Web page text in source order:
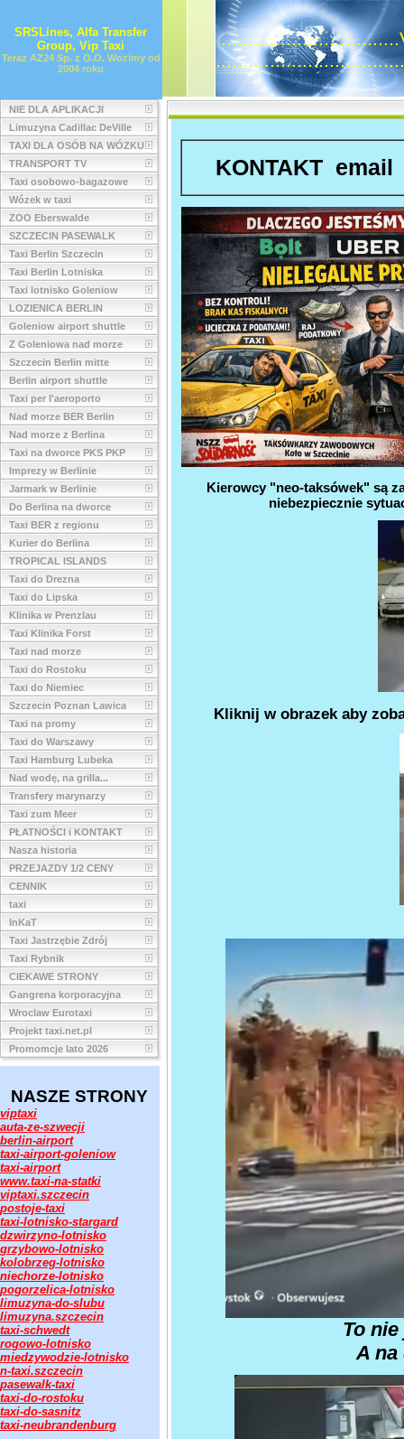
SRSLines, Alfa Transfer
Group, Vip Taxi
Teraz AZ24 Sp. z O.O. Wozimy od
2004 roku
NIE DLA APLIKACJI
Limuzyna Cadillac DeVille
TAXI DLA OSÓB NA WÓZKU
TRANSPORT TV
Taxi osobowo-bagazowe
Wózek w taxi
ZOO Eberswalde
SZCZECIN PASEWALK
Taxi Berlin Szczecin
Taxi Berlin Lotniska
Taxi lotnisko Goleniow
LOZIENICA BERLIN
Goleniow airport shuttle
Z Goleniowa nad morze
Szczecin Berlin mitte
Berlin airport shuttle
Taxi per l'aeroporto
Nad morze BER Berlin
Nad morze z Berlina
Taxi na dworce PKS PKP
Imprezy w Berlinie
Jarmark w Berlinie
Do Berlina na dworce
Taxi BER z regionu
Kurier do Berlina
TROPICAL ISLANDS
Taxi do Drezna
Taxi do Lipska
Klinika w Prenzlau
Taxi Klinika Forst
Taxi nad morze
Taxi do Rostoku
Taxi do Niemiec
Szczecin Poznan Lawica
Taxi na promy
Taxi do Warszawy
Taxi Hamburg Lubeka
Nad wodę, na grilla...
Transfery marynarzy
Taxi zum Meer
PŁATNOŚCI i KONTAKT
Nasza historia
PRZEJAZDY 1/2 CENY
CENNIK
taxi
InKaT
Taxi Jastrzębie Zdrój
Taxi Rybnik
CIEKAWE STRONY
Gangrena korporacyjna
Wroclaw Eurotaxi
Projekt taxi.net.pl
Promomcje lato 2026
NASZE STRONY
viptaxi
auta-ze-szwecji
berlin-airport
taxi-airport-goleniow
taxi-airport
www.taxi-na-statki
viptaxi.szczecin
postoje-taxi
taxi-lotnisko-stargard
dzwirzyno-lotnisko
grzybowo-lotnisko
kolobrzeg-lotnisko
niechorze-lotnisko
pogorzelica-lotnisko
limuzyna-do-slubu
limuzyna.szczecin
taxi-schwedt
rogowo-lotnisko
miedzywodzie-lotnisko
n-taxi.szczecin
pasewalk-taxi
taxi-do-rostoku
taxi-do-sasnitz
taxi-neubrandenburg
KONTAKT
Kierowcy "neo-taksówek" są
niebezpiecznie
Kliknij w obrazek aby
To
A